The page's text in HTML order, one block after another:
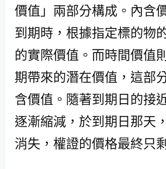
價值」兩部分構成。內含
到期時，根據指定標的物
的實際價值。而時間價值
期帶來的潛在價值，這部
含價值。隨著到期日的接
逐漸縮減，於到期日那天
消失，權證的價格最終只